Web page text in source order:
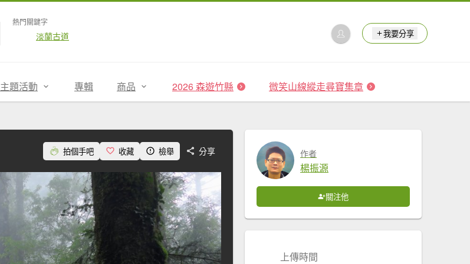
熱門關鍵字
淡蘭古道 我要分享
主題活動 專輯 商品 2026 森遊竹縣 微笑山線縱走尋寶集章
拍個手吧 收藏 檢舉 分享 作者
楊振源
關注他
上傳時間